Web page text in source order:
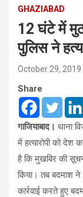
GHAZIABAD
12 घंटे में
पुलिस ने
October 29, 2019
Share
गाजियाबाद। थाना
में हत्यारोपी को देश
है कि मुखबिर की
किया। तब बदमाश
कार्रवाई करते हुए